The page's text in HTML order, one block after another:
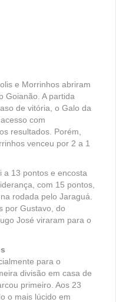
e Morrinhos abriram
Goianão. A partida
de vitória, o Galo da
com
resultados. Porém,
venceu por 2 a 1
a 13 pontos e encosta
com 15 pontos,
rodada pelo Jaraguá.
por Gustavo, do
José viraram para o
para o
divisão em casa de
primeiro. Aos 23
o mais lúcido em